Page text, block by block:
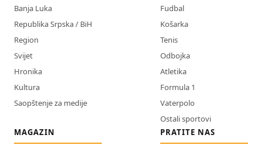
Banja Luka
Republika Srpska / BiH
Region
Svijet
Hronika
Kultura
Saopštenje za medije
Fudbal
Košarka
Tenis
Odbojka
Atletika
Formula 1
Vaterpolo
Ostali sportovi
MAGAZIN
PRATITE NAS